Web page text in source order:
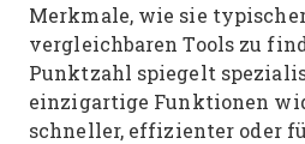
Merkmale, wie sie
vergleichbaren Tools zu
Punktzahl spiegelt
einzigartige Funktionen
schneller, effizienter oder